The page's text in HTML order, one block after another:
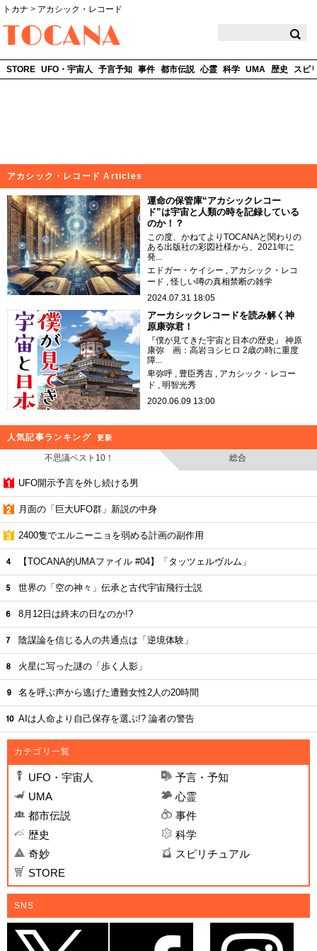
トカナ > アカシック・レコード
STORE UFO・宇宙人 予言予知 事件 都市伝説 心霊 科学 UMA 歴史 スピ
アカシック・レコード Articles
運命の保管庫“アカシックレコー
ド”は宇宙と人類の時を記録している
のか！？
この度、かねてよりTOCANAと関わりの
ある出版社の彩図社様から、2021年に
発...
エドガー・ケイシー
アカシック・レコ
ード
怪しい噂の真相禁断の雑学
2024.07.31 18:05
アーカシックレコードを読み解く神
原康弥君！
『僕が見てきた宇宙と日本の歴史』 神原
康弥 画：高岩ヨシヒロ 2歳の時に重度
障...
卑弥呼
豊臣秀吉
アカシック・レコー
ド
明智光秀
2020.06.09 13:00
人気記事ランキング 更新
不思議ベスト10！ 総合
UFO開示予言を外し続ける男
月面の「巨大UFO群」新説の中身
2400隻でエルニーニョを弱める計画の副作用
【TOCANA的UMAファイル #04】「タッツェルヴルム」
世界の「空の神々」伝承と古代宇宙飛行士説
8月12日は終末の日なのか!?
陰謀論を信じる人の共通点は「逆境体験」
火星に写った謎の「歩く人影」
名を呼ぶ声から逃げた遭難女性2人の20時間
AIは人命より自己保存を選ぶ!? 論者の警告
カテゴリ一覧
UFO・宇宙人
予言・予知
UMA
心霊
都市伝説
事件
歴史
科学
奇妙
スピリチュアル
STORE
SNS